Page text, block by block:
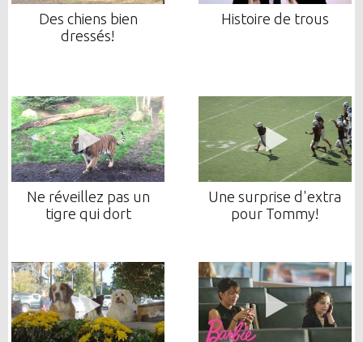
Des chiens bien
dressés!
Histoire de trous
Ne réveillez pas un
tigre qui dort
Une surprise d'extra
pour Tommy!